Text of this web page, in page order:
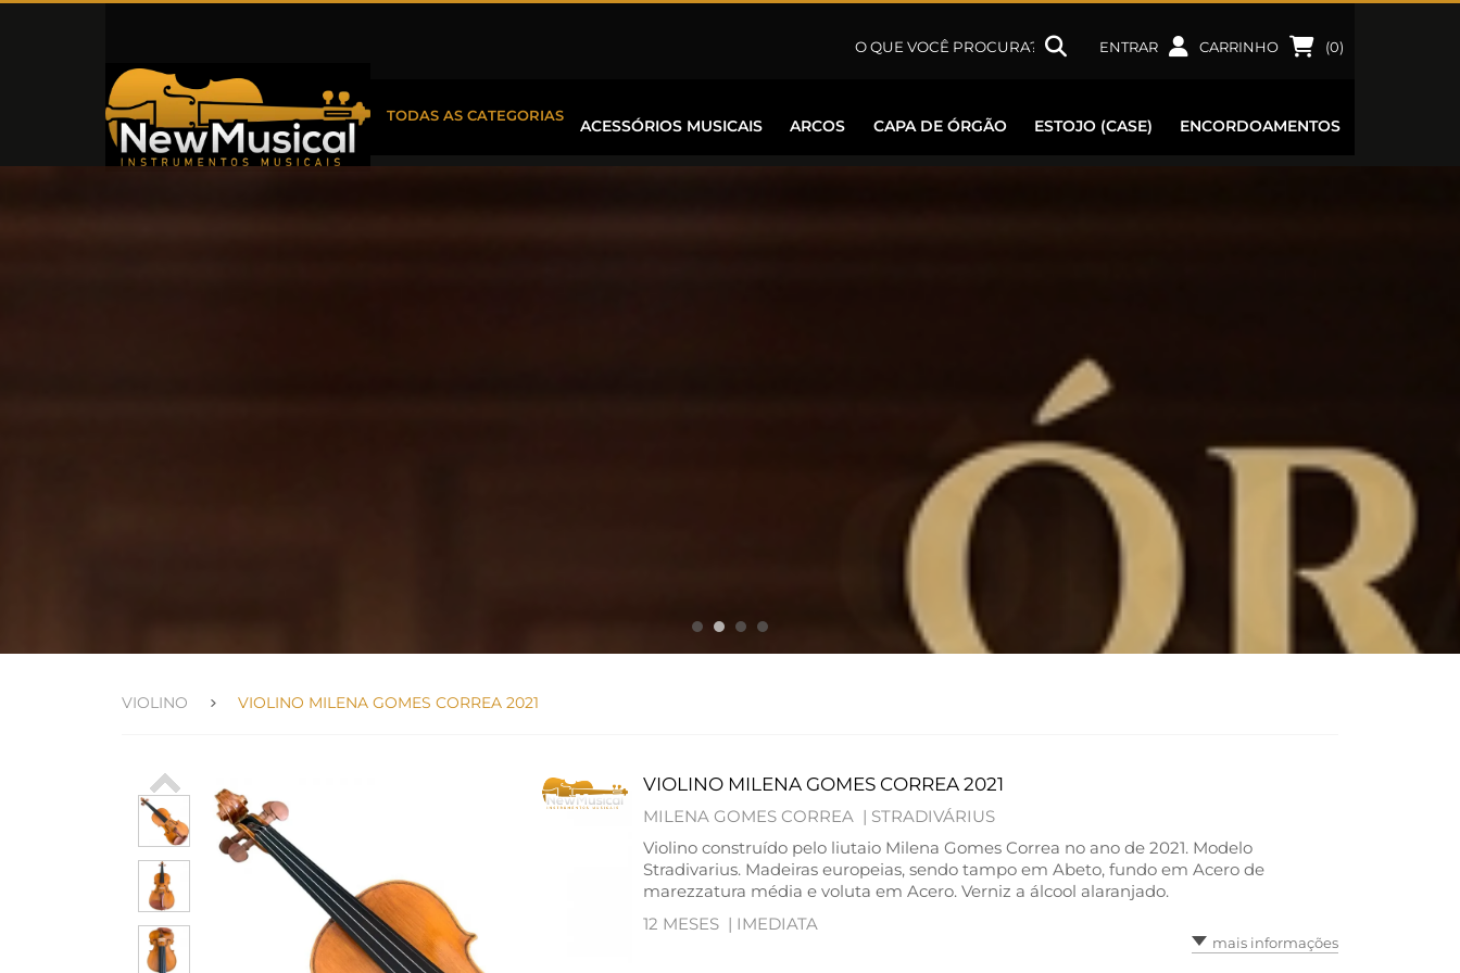
ENTRAR CARRINHO (0)
TODAS AS CATEGORIAS
ACESSÓRIOS MUSICAIS ARCOS CAPA DE ÓRGÃO ESTOJO (CASE) ENCORDOAMENTOS
VIOLINO VIOLINO MILENA GOMES CORREA 2021
VIOLINO MILENA GOMES CORREA 2021
MILENA GOMES CORREA | STRADIVÁRIUS
Violino construído pelo liutaio Milena Gomes Correa no ano de 2021. Modelo
Stradivarius. Madeiras europeias, sendo tampo em Abeto, fundo em Acero de
marezzatura média e voluta em Acero. Verniz a álcool alaranjado.
12 MESES | IMEDIATA
mais informações